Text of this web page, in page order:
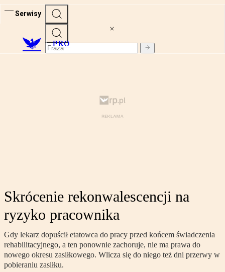
Serwisy
PRO
Skrócenie rekonwalescencji na
ryzyko pracownika
Gdy lekarz dopuścił etatowca do pracy przed końcem świadczenia
rehabilitacyjnego, a ten ponownie zachoruje, nie ma prawa do
nowego okresu zasiłkowego. Wlicza się do niego też dni przerwy w
pobieraniu zasiłku.